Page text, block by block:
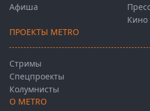
Афиша
Кино
ПРОЕКТЫ METRO
Стримы
Спецпроекты
Колумнисты
О METRO